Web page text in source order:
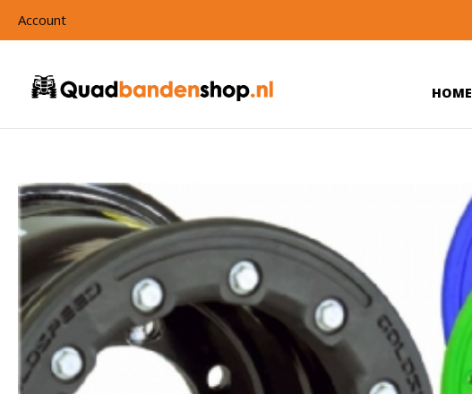
Account
HOME